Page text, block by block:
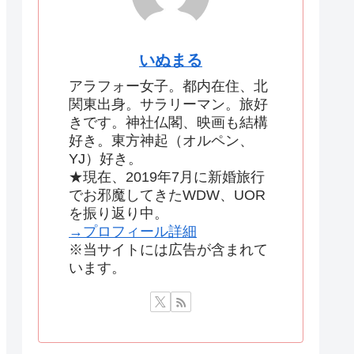
いぬまる
アラフォー女子。都内在住、北
関東出身。サラリーマン。旅好
きです。神社仏閣、映画も結構
好き。東方神起（オルペン、
YJ）好き。
★現在、2019年7月に新婚旅行
でお邪魔してきたWDW、UOR
を振り返り中。
→プロフィール詳細
※当サイトには広告が含まれて
います。